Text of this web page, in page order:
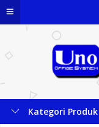
Kategori Produk